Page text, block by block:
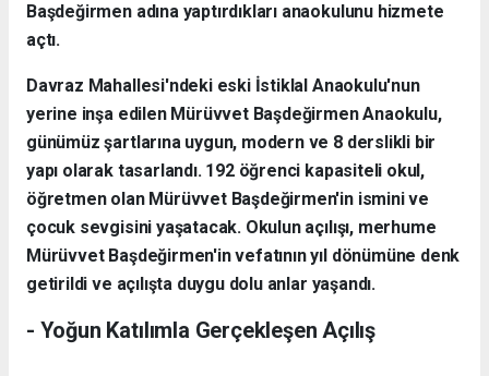
Başdeğirmen adına yaptırdıkları anaokulunu hizmete
açtı.
Davraz Mahallesi'ndeki eski İstiklal Anaokulu'nun
yerine inşa edilen Mürüvvet Başdeğirmen Anaokulu,
günümüz şartlarına uygun, modern ve 8 derslikli bir
yapı olarak tasarlandı. 192 öğrenci kapasiteli okul,
öğretmen olan Mürüvvet Başdeğirmen'in ismini ve
çocuk sevgisini yaşatacak. Okulun açılışı, merhume
Mürüvvet Başdeğirmen'in vefatının yıl dönümüne denk
getirildi ve açılışta duygu dolu anlar yaşandı.
- Yoğun Katılımla Gerçekleşen Açılış